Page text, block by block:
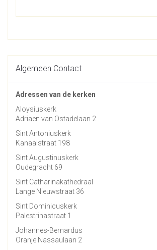
Algemeen Contact
Adressen van de kerken
Aloysiuskerk
Adriaen van Ostadelaan 2
Sint Antoniuskerk
Kanaalstraat 198
Sint Augustinuskerk
Oudegracht 69
Sint Catharinakathedraal
Lange Nieuwstraat 36
Sint Dominicuskerk
Palestrinastraat 1
Johannes-Bernardus
Oranje Nassaulaan 2